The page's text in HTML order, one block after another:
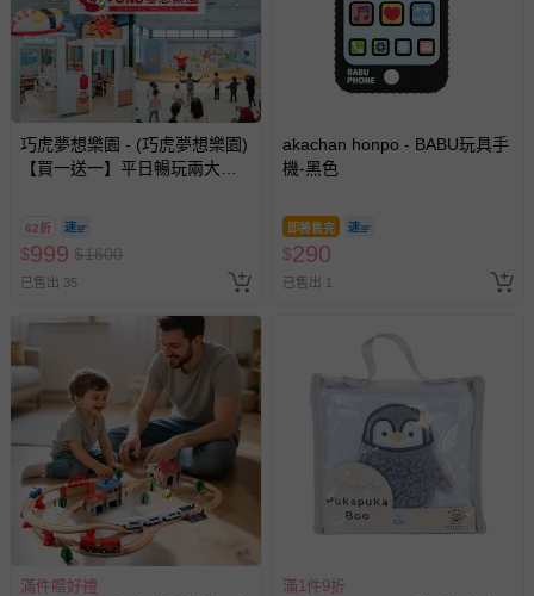
巧虎夢想樂園 - (巧虎夢想樂園)
【買一送一】平日暢玩兩大一
2026/10/16 正券逾期視同現金
券使用
62折
$999 $1600
已售出 35
akachan honpo - BABU玩具手
機-黑色
即將售完
$290
已售出 1
滿件贈好禮 滿1件9折